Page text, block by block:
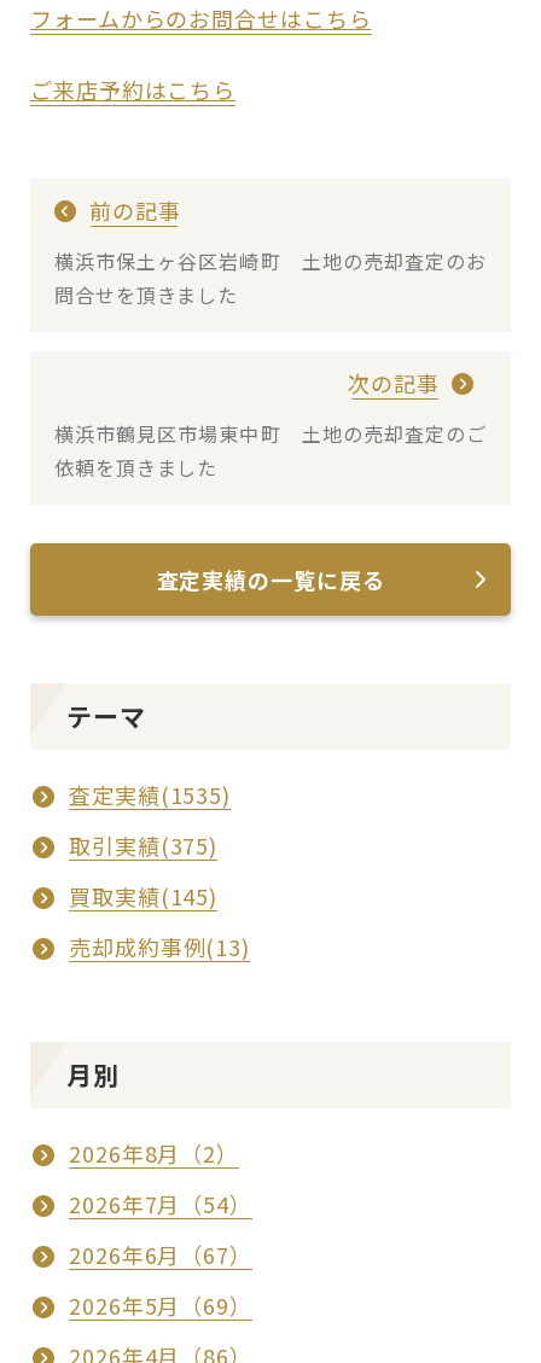
フォームからのお問合せはこちら
ご来店予約はこちら
前の記事
横浜市保土ヶ谷区岩崎町 土地の売却査定のお
問合せを頂きました
次の記事
横浜市鶴見区市場東中町 土地の売却査定のご
依頼を頂きました
査定実績の一覧に戻る
テーマ
査定実績(1535)
取引実績(375)
買取実績(145)
売却成約事例(13)
月別
2026年8月（2）
2026年7月（54）
2026年6月（67）
2026年5月（69）
2026年4月（86）